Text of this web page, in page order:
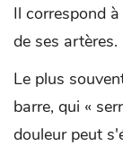
Il correspond
de ses artères.
Le plus
barre, qui «
douleur peut